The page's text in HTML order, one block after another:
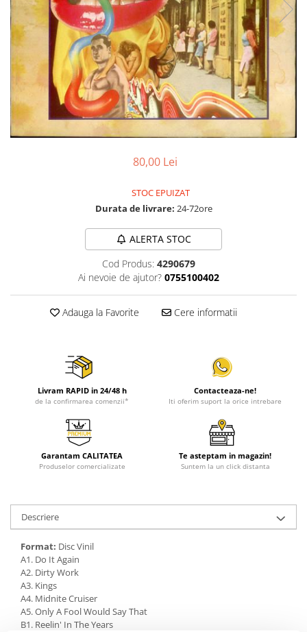
Viniluri Românești
Colecția Electrecord
80,00 Lei
STOC EPUIZAT
Durata de livrare: 24-72ore
ALERTA STOC
Cod Produs: 4290679
Ai nevoie de ajutor? 0755100402
Adauga la Favorite Cere informatii
Livram RAPID in 24/48 h
de la confirmarea comenzii*
Contacteaza-ne!
Iti oferim suport la orice intrebare
Garantam CALITATEA
Produselor comercializate
Te asteptam in magazin!
Suntem la un click distanta
Descriere
Format: Disc Vinil
A1. Do It Again
A2. Dirty Work
A3. Kings
A4. Midnite Cruiser
A5. Only A Fool Would Say That
B1. Reelin' In The Years